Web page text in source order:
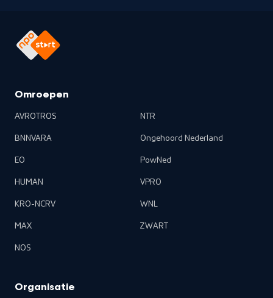
Omroepen
AVROTROS
BNNVARA
EO
HUMAN
KRO-NCRV
MAX
NOS
NTR
Ongehoord Nederland
PowNed
VPRO
WNL
ZWART
Organisatie